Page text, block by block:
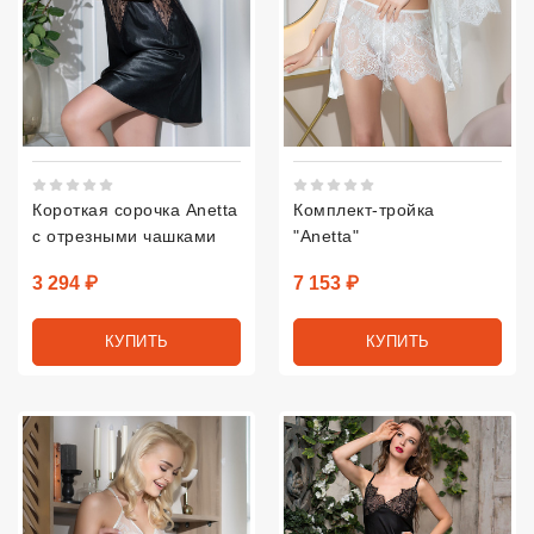
Короткая сорочка Anetta
с отрезными чашками
Цена
3 294 ₽
КУПИТЬ
Комплект-тройка
"Anetta"
Цена
7 153 ₽
КУПИТЬ